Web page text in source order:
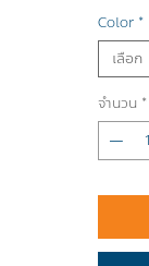
Color *
เลือก
จำนวน *